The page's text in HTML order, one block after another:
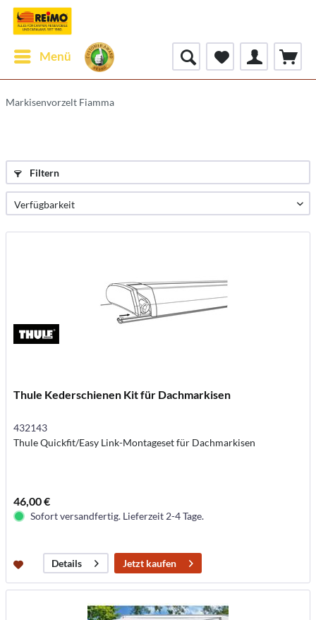
Menü
Markisenvorzelt Fiamma
Filtern
Thule Kederschienen Kit für Dachmarkisen
432143
Thule Quickfit/Easy Link-Montageset für Dachmarkisen
46,00 €
Sofort versandfertig. Lieferzeit 2-4 Tage.
Details Jetzt kaufen